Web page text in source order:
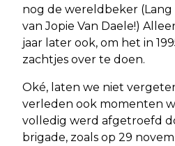
nog de wereldbeker (Lang
van Jopie Van Daele!)
jaar later ook, om het in
zachtjes over te doen.
Oké, laten we niet
verleden ook momenten
volledig werd afgetroefd
brigade, zoals op 29